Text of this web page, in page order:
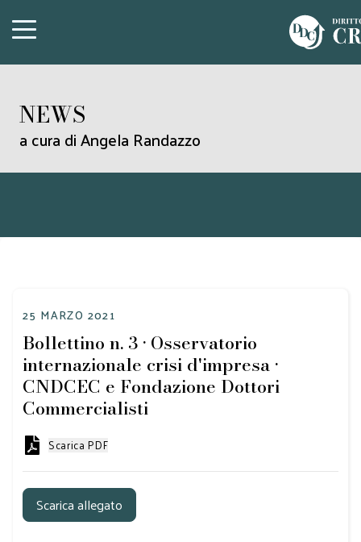
NEWS
a cura di Angela Randazzo
25 MARZO 2021
Bollettino n. 3 • Osservatorio
internazionale crisi d'impresa •
CNDCEC e Fondazione Dottori
Commercialisti
Scarica PDF
Scarica allegato